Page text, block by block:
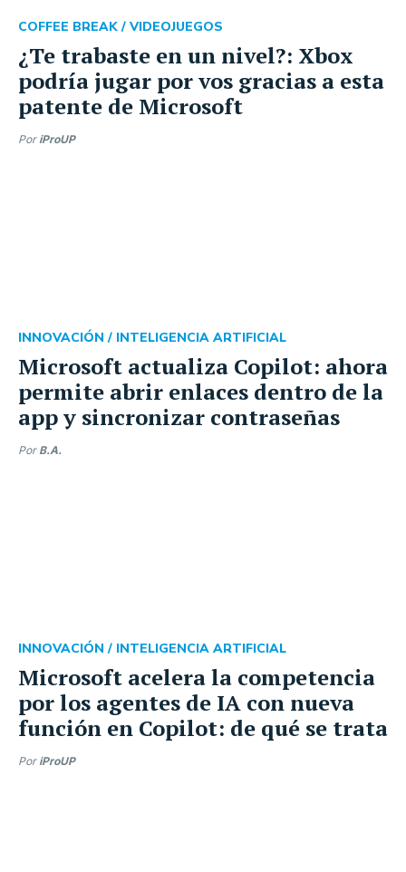
¿Te trabaste en un nivel?: Xbox
podría jugar por vos gracias a esta
patente de Microsoft
COFFEE BREAK / VIDEOJUEGOS
Por iProUP
Microsoft actualiza Copilot: ahora
permite abrir enlaces dentro de la
app y sincronizar contraseñas
INNOVACIÓN / INTELIGENCIA ARTIFICIAL
Por B.A.
Microsoft acelera la competencia
por los agentes de IA con nueva
función en Copilot: de qué se trata
INNOVACIÓN / INTELIGENCIA ARTIFICIAL
Por iProUP